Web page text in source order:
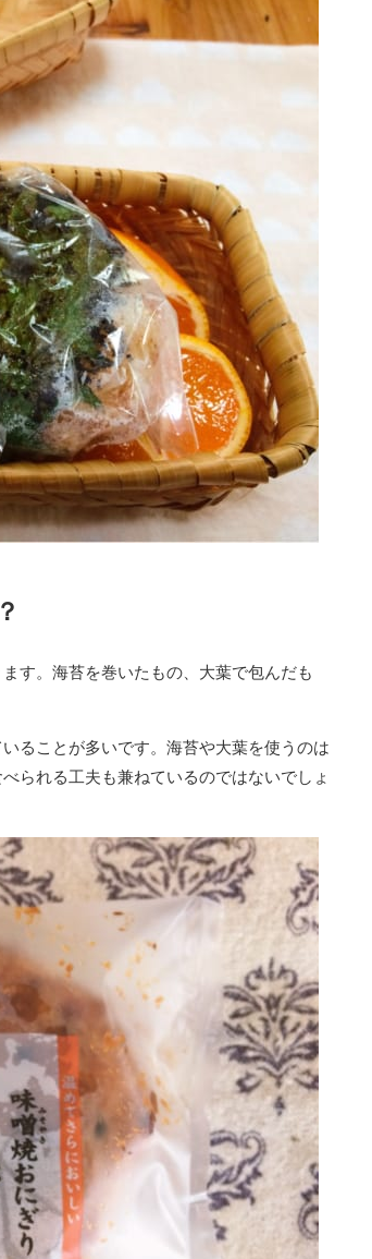
す。海苔を巻いたもの、大葉で包んだも
ることが多いです。海苔や大葉を使うのは
られる工夫も兼ねているのではないでしょ